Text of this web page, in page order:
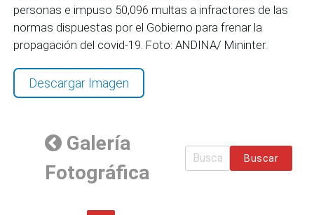
personas e impuso 50,096 multas a infractores de las
normas dispuestas por el Gobierno para frenar la
propagación del covid-19. Foto: ANDINA/ Mininter.
Descargar Imagen
Galería
Fotográfica
Buscar